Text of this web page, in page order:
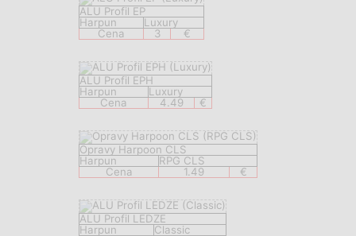
ALU Profil EP
Harpun
Luxury
Cena
3 €
ALU Profil EPH
Harpun
Luxury
Cena
4.49 €
Opravy Harpoon CLS
Harpun
RPG CLS
Cena
1.49 €
ALU Profil LEDZE
Harpun
Classic